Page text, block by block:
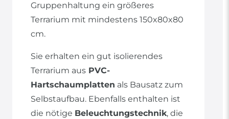
Gruppenhaltung ein größeres
Terrarium mit mindestens 150x80x80
cm.
Sie erhalten ein gut isolierendes
Terrarium aus PVC-
Hartschaumplatten als Bausatz zum
Selbstaufbau. Ebenfalls enthalten ist
die nötige Beleuchtungstechnik, die